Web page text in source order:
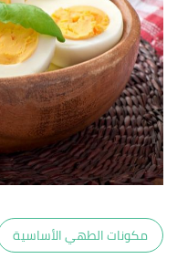
مكونات الطهي الأساسية